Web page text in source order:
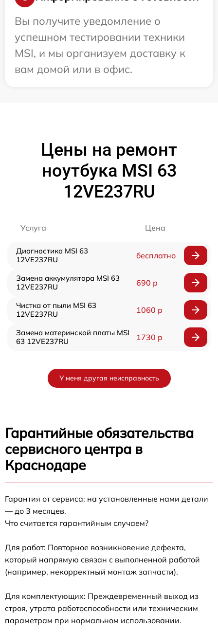
Вы получите уведомление о
успешном тестировании техники
MSI, и мы организуем доставку к
вам домой или в офис.
Цены на ремонт
ноутбука MSI 63
12VE237RU
Услуга Цена
Диагностика MSI 63
12VE237RU
бесплатно
Замена аккумулятора MSI 63
12VE237RU
690 р
Чистка от пыли MSI 63
12VE237RU
1060 р
Замена материнской платы MSI
63 12VE237RU
1730 р
У меня другая неисправность
Гарантийные обязательства
сервисного центра в
Краснодаре
Гарантия от сервиса: на установленные нами детали
— до 3 месяцев.
Что считается гарантийным случаем?
Для работ: Повторное возникновение дефекта,
который напрямую связан с выполненной работой
(например, некорректный монтаж запчасти).
Для комплектующих: Преждевременный выход из
строя, утрата работоспособности или техническим
параметрам при нормальном использовании.